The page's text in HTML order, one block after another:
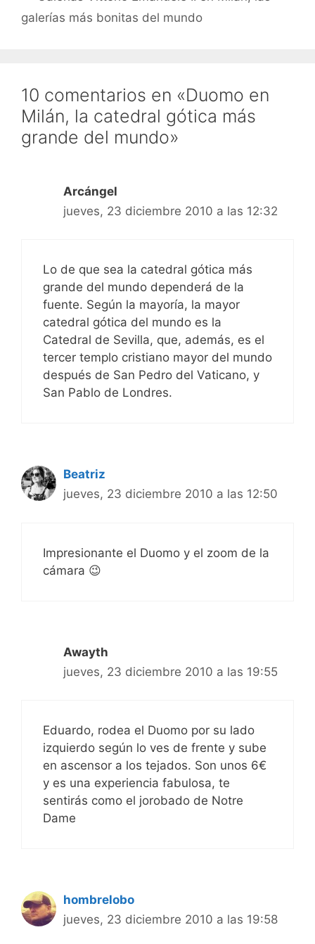
galerías más bonitas del mundo
10 comentarios en «Duomo en
Milán, la catedral gótica más
grande del mundo»
Arcángel
jueves, 23 diciembre 2010 a las 12:32
Lo de que sea la catedral gótica más
grande del mundo dependerá de la
fuente. Según la mayoría, la mayor
catedral gótica del mundo es la
Catedral de Sevilla, que, además, es el
tercer templo cristiano mayor del mundo
después de San Pedro del Vaticano, y
San Pablo de Londres.
Beatriz
jueves, 23 diciembre 2010 a las 12:50
Impresionante el Duomo y el zoom de la
cámara 😉
Awayth
jueves, 23 diciembre 2010 a las 19:55
Eduardo, rodea el Duomo por su lado
izquierdo según lo ves de frente y sube
en ascensor a los tejados. Son unos 6€
y es una experiencia fabulosa, te
sentirás como el jorobado de Notre
Dame
hombrelobo
jueves, 23 diciembre 2010 a las 19:58